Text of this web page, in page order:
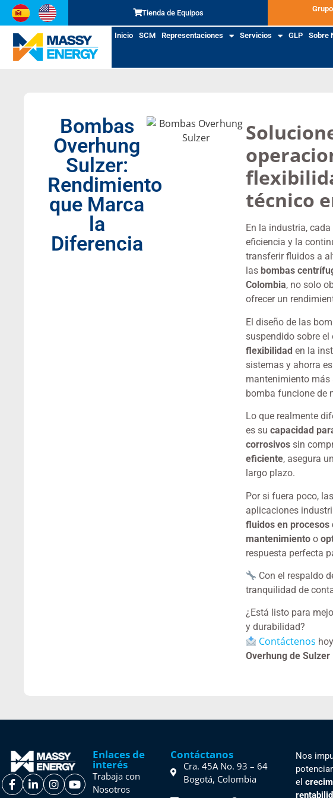
Tienda de Equipos
Inicio SCM Representaciones Servicios GLP Sobre
Bombas
Overhung
Sulzer:
Rendimiento
que Marca
la
Diferencia
técnico
En la industria,
eficiencia y la
transferir fluidos a
las bombas
Colombia, no solo
ofrecer un
El diseño de las
suspendido sobre
flexibilidad en la
sistemas y ahorra
mantenimiento más
bomba funcione de
Lo que realmente
es su capacidad
corrosivossin
eficiente, asegura un
largo plazo.
Por si fuera poco,
aplicaciones
fluidos en procesos
mantenimientoo
respuesta perfecta
Con el respaldo
tranquilidad de
¿Está listo para
y durabilidad?
Contáctenos
Overhung de Sulzer
Enlaces de
interés
Trabaja con
Nosotros
Contáctanos
Cra. 45A No. 93 – 64
Bogotá, Colombia
Nos
el